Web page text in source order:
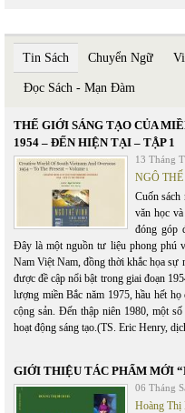
Tin Sách Chuyển Ngữ
Đọc Sách - Mạn Đàm
THẾ GIỚI SÁNG TẠO CỦA
1954 – ĐẾN HIỆN TẠI – TẬP 1
13 Tháng
NGÔ
Cuốn sách
văn học
đóng góp
Đây là một nguồn tư liệu phong phú
Nam Việt Nam, đồng thời khắc họa sự
được đề cập nổi bật trong giai đoạn
lượng miền Bắc năm 1975, hầu hết
cộng sản. Đến thập niên 1980, một
hoạt động sáng tạo.(TS. Eric Henry,
GIỚI THIỆU TÁC PHẨM MỚI
06 Tháng
Hoàng Thị